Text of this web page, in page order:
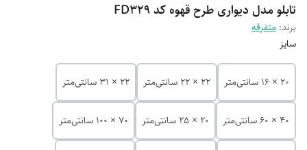
تابلو مدل دیواری طرح قهوه کد FD329
برند: متفرقه
سایز
20 × 16 سانتی‌متر 22 × 22 سانتی‌متر 22 × 31 سانتی‌متر
40 × 60 سانتی‌متر 20 × 25 سانتی‌متر 70 × 100 سانتی‌متر